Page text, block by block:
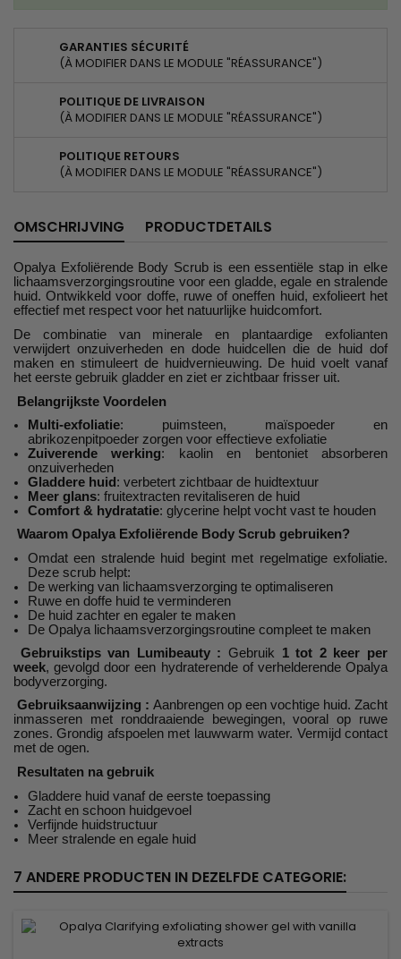
GARANTIES SÉCURITÉ
(À MODIFIER DANS LE MODULE "RÉASSURANCE")
POLITIQUE DE LIVRAISON
(À MODIFIER DANS LE MODULE "RÉASSURANCE")
POLITIQUE RETOURS
(À MODIFIER DANS LE MODULE "RÉASSURANCE")
OMSCHRIJVING PRODUCTDETAILS
Opalya Exfoliërende Body Scrub is een essentiële stap in elke
lichaamsverzorgingsroutine voor een gladde, egale en stralende
huid. Ontwikkeld voor doffe, ruwe of oneffen huid, exfolieert het
effectief met respect voor het natuurlijke huidcomfort.
De combinatie van minerale en plantaardige exfolianten
verwijdert onzuiverheden en dode huidcellen die de huid dof
maken en stimuleert de huidvernieuwing. De huid voelt vanaf
het eerste gebruik gladder en ziet er zichtbaar frisser uit.
Belangrijkste Voordelen
Multi-exfoliatie: puimsteen, maïspoeder en
abrikozenpitpoeder zorgen voor effectieve exfoliatie
Zuiverende werking: kaolin en bentoniet absorberen
onzuiverheden
Gladdere huid: verbetert zichtbaar de huidtextuur
Meer glans: fruitextracten revitaliseren de huid
Comfort & hydratatie: glycerine helpt vocht vast te houden
Waarom Opalya Exfoliërende Body Scrub gebruiken?
Omdat een stralende huid begint met regelmatige exfoliatie.
Deze scrub helpt:
De werking van lichaamsverzorging te optimaliseren
Ruwe en doffe huid te verminderen
De huid zachter en egaler te maken
De Opalya lichaamsverzorgingsroutine compleet te maken
Gebruikstips van Lumibeauty :Gebruik 1 tot 2 keer per
week, gevolgd door een hydraterende of verhelderende Opalya
bodyverzorging.
Gebruiksaanwijzing : Aanbrengen op een vochtige huid. Zacht
inmasseren met ronddraaiende bewegingen, vooral op ruwe
zones. Grondig afspoelen met lauwwarm water. Vermijd contact
met de ogen.
Resultaten na gebruik
Gladdere huid vanaf de eerste toepassing
Zacht en schoon huidgevoel
Verfijnde huidstructuur
Meer stralende en egale huid
7 ANDERE PRODUCTEN IN DEZELFDE CATEGORIE: